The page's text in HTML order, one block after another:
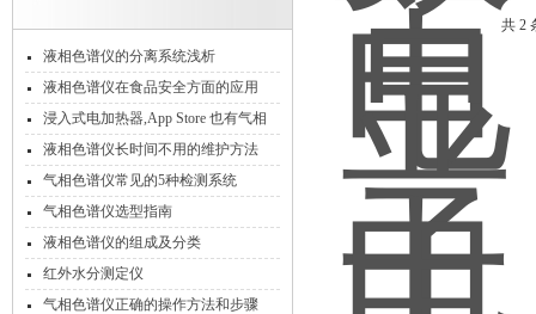
液相色谱仪的分离系统浅析
液相色谱仪在食品安全方面的应用
浸入式电加热器,App Store 也有气相
色谱软件了！
液相色谱仪长时间不用的维护方法
气相色谱仪常见的5种检测系统
气相色谱仪选型指南
液相色谱仪的组成及分类
红外水分测定仪
气相色谱仪正确的操作方法和步骤
共 2